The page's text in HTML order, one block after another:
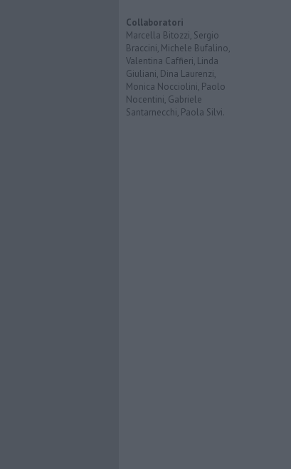
Collaboratori
Marcella Bitozzi, Sergio
Braccini, Michele Bufalino,
Valentina Caffieri, Linda
Giuliani, Dina Laurenzi,
Monica Nocciolini, Paolo
Nocentini, Gabriele
Santarnecchi, Paola Silvi.